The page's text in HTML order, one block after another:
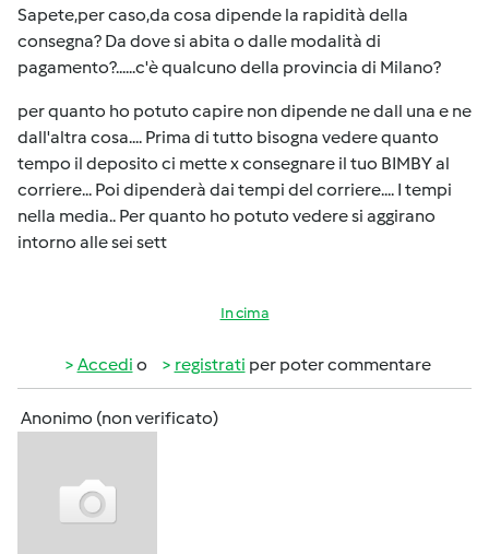
Sapete,per caso,da cosa dipende la rapidità della
consegna? Da dove si abita o dalle modalità di
pagamento?......c'è qualcuno della provincia di Milano?
per quanto ho potuto capire non dipende ne dall una e ne
dall'altra cosa.... Prima di tutto bisogna vedere quanto
tempo il deposito ci mette x consegnare il tuo BIMBY al
corriere... Poi dipenderà dai tempi del corriere.... I tempi
nella media.. Per quanto ho potuto vedere si aggirano
intorno alle sei sett
In cima
Accedi o registrati per poter commentare
Anonimo (non verificato)